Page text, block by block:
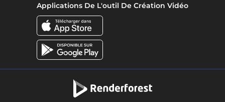
Applications De L'outil De Création Vidéo